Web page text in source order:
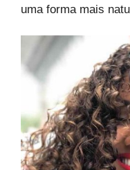
uma forma mais